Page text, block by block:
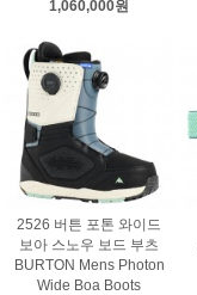
1,060,000원
2526 버튼 포톤 와이드
보아 스노우 보드 부츠
BURTON Mens Photon
Wide Boa Boots